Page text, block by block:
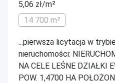
5,06 zł/m²
14 700 m²
...pierwsza licytacja w
nieruchomości:
NA CELE LEŚNE DZIAŁKI
POW. 1,4700 HA